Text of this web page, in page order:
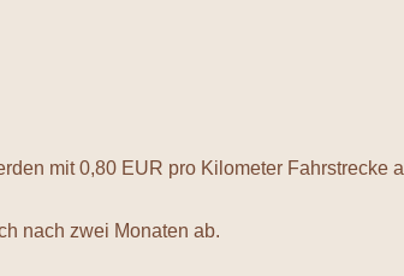
mit 0,80 EUR pro Kilometer Fahrstrecke
nach zwei Monaten ab.